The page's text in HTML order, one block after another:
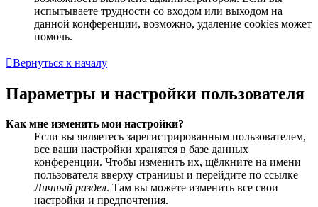
испытываете трудности со входом или выходом на
данной конференции, возможно, удаление cookies может
помочь.
Вернуться к началу
Параметры и настройки пользователя
Как мне изменить мои настройки?
Если вы являетесь зарегистрированным пользователем,
все ваши настройки хранятся в базе данных
конференции. Чтобы изменить их, щёлкните на имени
пользователя вверху страницы и перейдите по ссылке
Личный раздел. Там вы можете изменить все свои
настройки и предпочтения.